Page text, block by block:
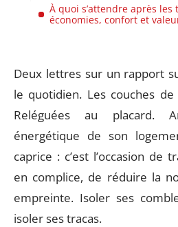
À quoi s’attendre après les
économies, confort et
Deux lettres sur un rapport
le quotidien. Les couches
Reléguées au placard.
énergétique de son
caprice : c’est l’occasion de
en complice, de réduire la
empreinte. Isoler ses
isoler ses tracas.